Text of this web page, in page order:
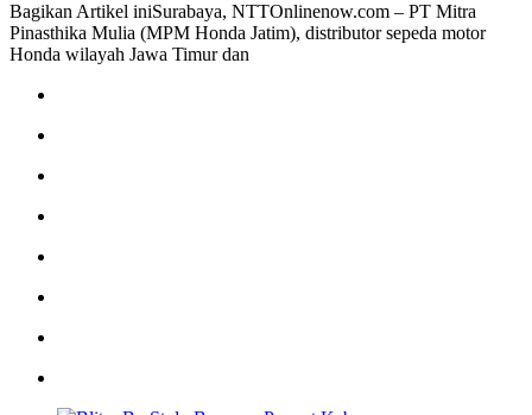
Bagikan Artikel iniSurabaya, NTTOnlinenow.com – PT Mitra
Pinasthika Mulia (MPM Honda Jatim), distributor sepeda motor
Honda wilayah Jawa Timur dan